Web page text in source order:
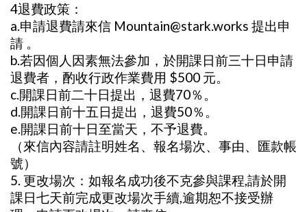
4退費政策：
a.申請退費請來信 Mountain@stark.works 提出申
請 。
b.若因個人因素無法參加，於開課日前三十日申請
退費者，酌收行政作業費用 $500 元。
c.開課日前二十日提出，退費70％。
d.開課日前十五日提出，退費50％。
e.開課日前十日至當天，不予退費。
（來信內容請註明姓名、報名場次、事由、匯款帳
號）
5. 更改場次：如報名成功後不克參與課程,請於開
課日七天前完成更改場次手續,逾期恕不接受辦